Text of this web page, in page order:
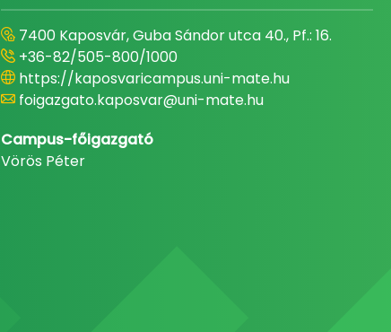
7400 Kaposvár, Guba Sándor utca 40., Pf.: 16.
+36-82/505-800/1000
https://kaposvaricampus.uni-mate.hu
foigazgato.kaposvar@uni-mate.hu
Campus-főigazgató
Vörös Péter